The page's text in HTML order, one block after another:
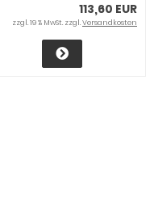
113,60 EUR
zzgl. 19 % MwSt. zzgl.Versandkosten